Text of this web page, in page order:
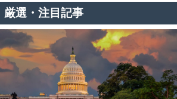
厳選・注目記事